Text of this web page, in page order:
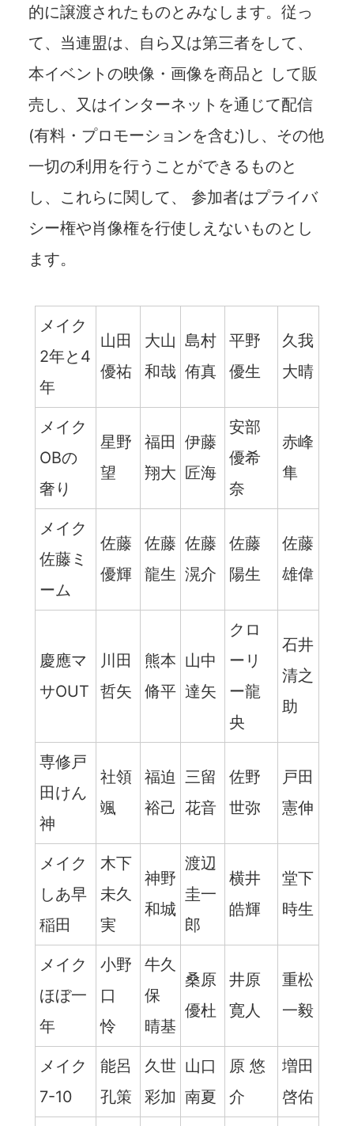
的に譲渡されたものとみなします。従っ
て、当連盟は、自ら又は第三者をして、
本イベントの映像・画像を商品と して販
売し、又はインターネットを通じて配信
(有料・プロモーションを含む)し、その他
一切の利用を行うことができるものと
し、これらに関して、 参加者はプライバ
シー権や肖像権を行使しえないものとし
ます。
メイク
2年と4
年
山田
優祐
大山
和哉
島村
侑真
平野
優生
久我
大晴
メイク
OBの
奢り
星野
望
福田
翔大
伊藤
匠海
安部
優希
奈
赤峰
隼
メイク
佐藤ミ
ーム
佐藤
優輝
佐藤
龍生
佐藤
滉介
佐藤
陽生
佐藤
雄偉
慶應マ
サOUT
川田
哲矢
熊本
脩平
山中
達矢
クロ
ーリ
ー龍
央
石井
清之
助
専修戸
田けん
神
社領
颯
福迫
裕己
三留
花音
佐野
世弥
戸田
憲伸
メイク
しあ早
稲田
木下
未久
実
神野
和城
渡辺
圭一
郎
横井
皓輝
堂下
時生
メイク
ほぼ一
年
小野
口
怜
牛久
保
晴基
桑原
優杜
井原
寛人
重松
一毅
メイク
7-10
能呂
孔策
久世
彩加
山口
南夏
原 悠
介
増田
啓佑